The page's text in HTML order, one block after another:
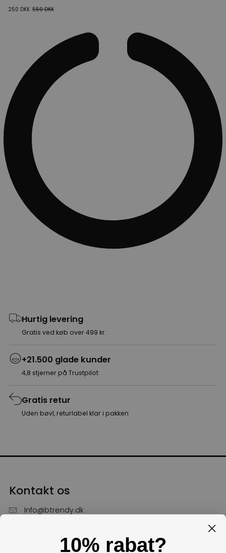
250 DKK 550DKK
Hurtig levering
Gratis ved køb over 499 kr.
+21.500 glade kunder
4,8 stjerner på Trustpilot
Gratis retur
Uden bøvl, returlabel klar i pakken
Kontakt os
Info@btrendy.dk
Hverdage fra kl. 10 - 16
10% rabat?